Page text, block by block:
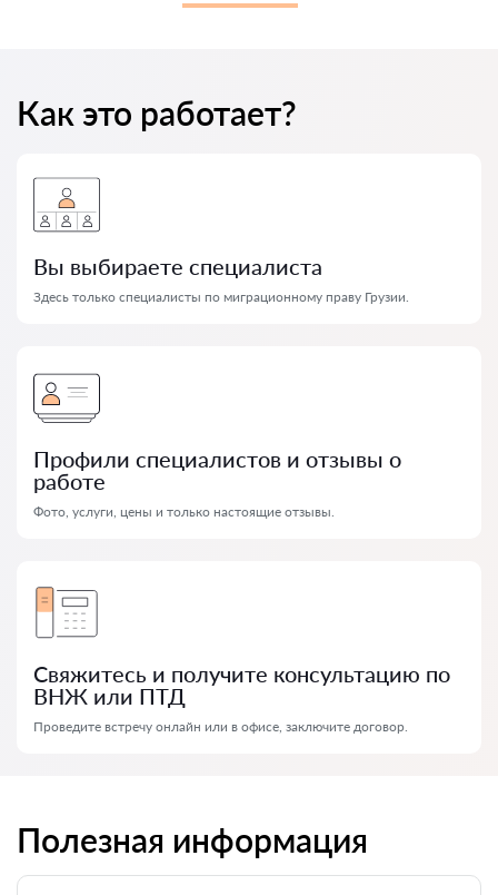
Как это работает?
Вы выбираете специалиста
Здесь только специалисты по миграционному праву Грузии.
Профили специалистов и отзывы о
работе
Фото, услуги, цены и только настоящие отзывы.
Свяжитесь и получите консультацию по
ВНЖ или ПТД
Проведите встречу онлайн или в офисе, заключите договор.
Полезная информация